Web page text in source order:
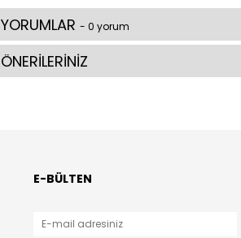
YORUMLAR - 0 yorum
ÖNERİLERİNİZ
E-BÜLTEN